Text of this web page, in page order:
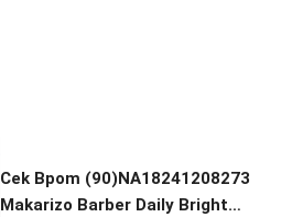
Cek Bpom (90)NA18241208273
Makarizo Barber Daily Bright